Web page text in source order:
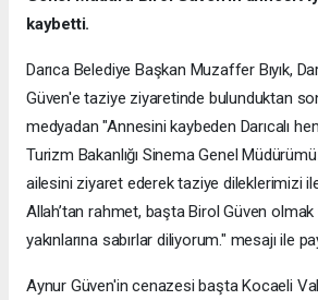
kaybetti.
Darıca Belediye Başkan Muzaffer Bıyık,
Güven'e taziye ziyaretinde bulunduktan
medyadan "Annesini kaybeden Darıcalı
Turizm Bakanlığı Sinema Genel
ailesini ziyaret ederek taziye dileklerimizi
Allah’tan rahmet, başta Birol Güven
yakınlarına sabırlar diliyorum." mesajı ile
Aynur Güven'in cenazesi başta Kocaeli